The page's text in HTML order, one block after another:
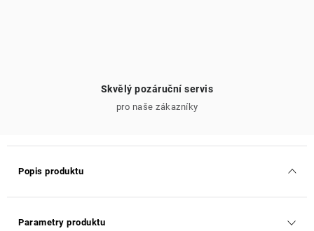
Skvělý pozáruční servis
pro naše zákazníky
Popis produktu
Parametry produktu